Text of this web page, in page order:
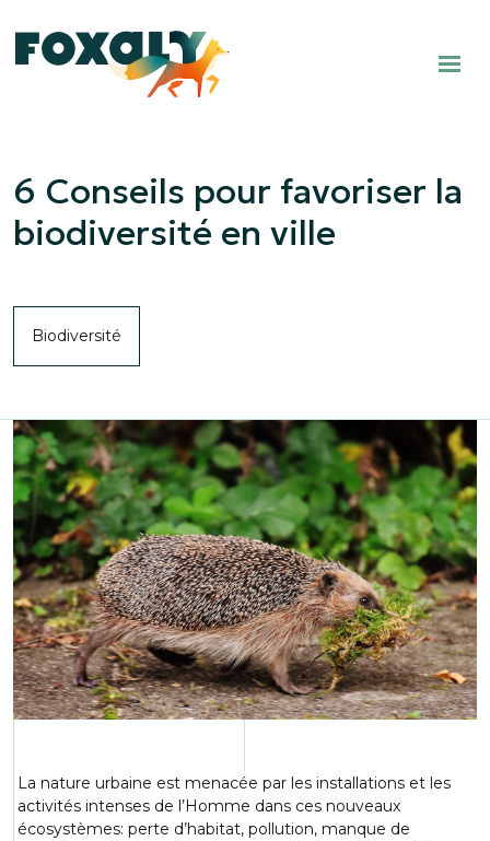
6 Conseils pour favoriser la
biodiversité en ville
Biodiversité
La nature urbaine est menacée par les installations et les
activités intenses de l’Homme dans ces nouveaux
écosystèmes: perte d’habitat, pollution, manque de